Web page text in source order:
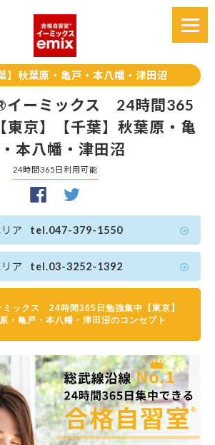
】秋葉原・亀戸・本八幡・津田沼
イーミックス 24時間365
東京】【千葉】秋葉原・亀
本八幡・津田沼
24時間365日利用可能
ア tel.047-379-1550
ア tel.03-3252-1392
ックス 24時間365日勉強集中【東京】
・亀戸・本八幡・津田沼のコンセプト